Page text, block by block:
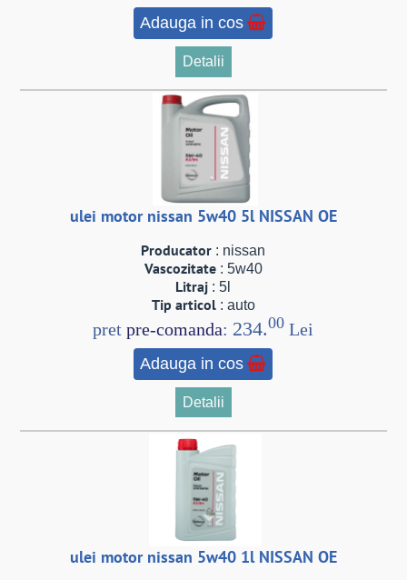
Adauga in cos
Detalii
ulei motor nissan 5w40 5l NISSAN OE
Producator : nissan
Vascozitate: 5w40
Litraj : 5l
Tip articol: auto
pretpre-comanda: 234.00 Lei
Adauga in cos
Detalii
ulei motor nissan 5w40 1l NISSAN OE